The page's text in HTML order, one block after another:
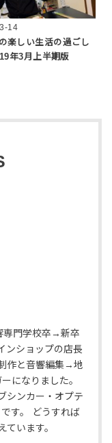
14
楽しい生活の過ごし
年3月上半期版
専門学校卒→新卒
ンショップの店長
作と音響編集→地
になりました。
シンカー・オプテ
す。 どうすれば
ています。